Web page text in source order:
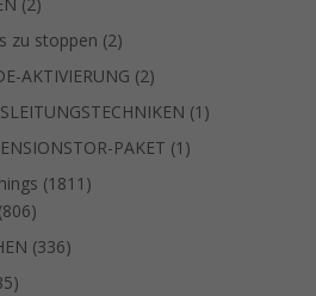
2
Produkte
zu stoppen 22
Produkte
AKTIVIERUNG 22
Produkte
1 1
PAKET 1 1
1811 1811
806806
Produkte
336336
385